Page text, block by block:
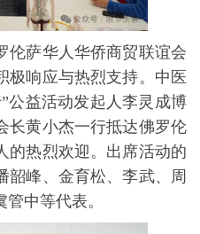
萨华人华侨商贸联谊会
极响应与热烈支持。中医
公益活动发起人李灵成博
长黄小杰一行抵达佛罗伦
的热烈欢迎。出席活动的
韶峰、金育松、李武、周
中等代表。